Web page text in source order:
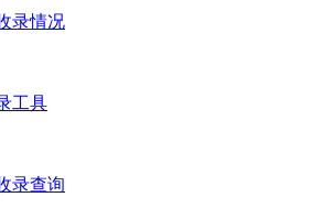
录情况
工具
录查询